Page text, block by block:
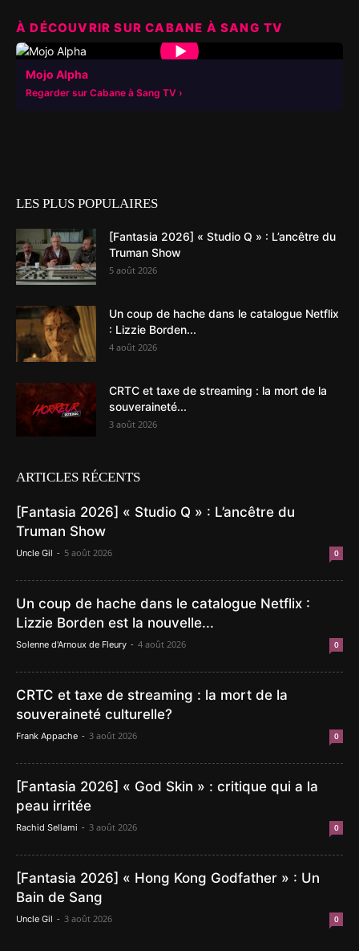
À DÉCOUVRIR SUR CABANE À SANG TV
▶
Mojo Alpha
Regarder sur Cabane à Sang TV
LES PLUS POPULAIRES
[Fantasia 2026] « Studio Q » : L’ancêtre du
Truman Show
5 août 2026
Un coup de hache dans le catalogue Netflix
: Lizzie Borden...
4 août 2026
CRTC et taxe de streaming : la mort de la
souveraineté...
3 août 2026
ARTICLES RÉCENTS
[Fantasia 2026] « Studio Q » : L’ancêtre du
Truman Show
Uncle Gil - 5 août 2026 0
Un coup de hache dans le catalogue Netflix :
Lizzie Borden est la nouvelle...
Solenne d'Arnoux de Fleury - 4 août 2026 0
CRTC et taxe de streaming : la mort de la
souveraineté culturelle?
Frank Appache - 3 août 2026 0
[Fantasia 2026] « God Skin » : critique qui a la
peau irritée
Rachid Sellami - 3 août 2026 0
[Fantasia 2026] « Hong Kong Godfather » : Un
Bain de Sang
Uncle Gil - 3 août 2026 0